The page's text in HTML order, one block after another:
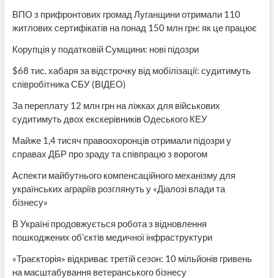
ВПО з прифронтових громад Луганщини отримали 110
житлових сертифікатів на понад 150 млн грн: як це працює
Корупція у податковій Сумщини: нові підозри
$68 тис. хабаря за відстрочку від мобілізації: судитимуть
співробітника СБУ (ВІДЕО)
За переплату 12 млн грн на ліжках для військових
судитимуть двох екскерівників Одеського КЕУ
Майже 1,4 тисяч правоохоронців отримали підозри у
справах ДБР про зраду та співпрацю з ворогом
Аспекти майбутнього компенсаційного механізму для
українських аграріїв розглянуть у «Діалозі влади та
бізнесу»
В Україні продовжується робота з відновлення
пошкоджених об’єктів медичної інфраструктури
«Траєкторія» відкриває третій сезон: 10 мільйонів гривень
на масштабування ветеранського бізнесу